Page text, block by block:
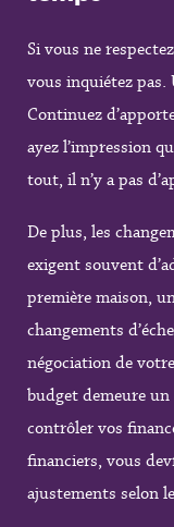
Si vous ne
vous inquiétez
Continuez
ayez l’impression
tout, il n’y a pas
De plus, les
exigent souvent
première maison,
changements
négociation de
budget demeure
contrôler vos
financiers, vous
ajustements selon